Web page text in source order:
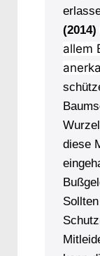
allem
diese